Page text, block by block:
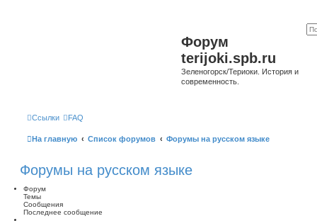
Форум
terijoki.spb.ru
Зеленогорск/Териоки. История и
современность.
Ссылки FAQ
На главную Список форумов Форумы на русском языке
Форумы на русском языке
Форум
Темы
Сообщения
Последнее сообщение